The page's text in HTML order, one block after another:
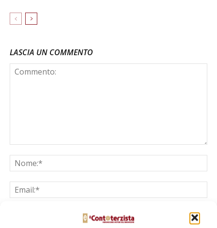
LASCIA UN COMMENTO